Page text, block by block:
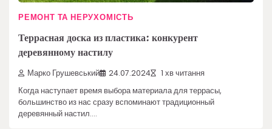
РЕМОНТ ТА НЕРУХОМІСТЬ
Террасная доска из пластика: конкурент
деревянному настилу
Марко Грушевський 24.07.2024 1 хв читання
Когда наступает время выбора материала для террасы,
большинство из нас сразу вспоминают традиционный
деревянный настил.…